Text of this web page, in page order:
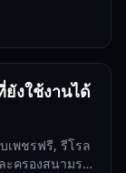
งใช้งานได้
เพชรฟรี, รีโรล
ะครองสนามรบ